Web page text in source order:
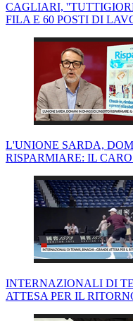
CAGLIARI,
FILA E 60 POSTI DI
L'UNIONE SARDA,
RISPARMIARE: IL
INTERNAZIONALI DI
ATTESA PER IL